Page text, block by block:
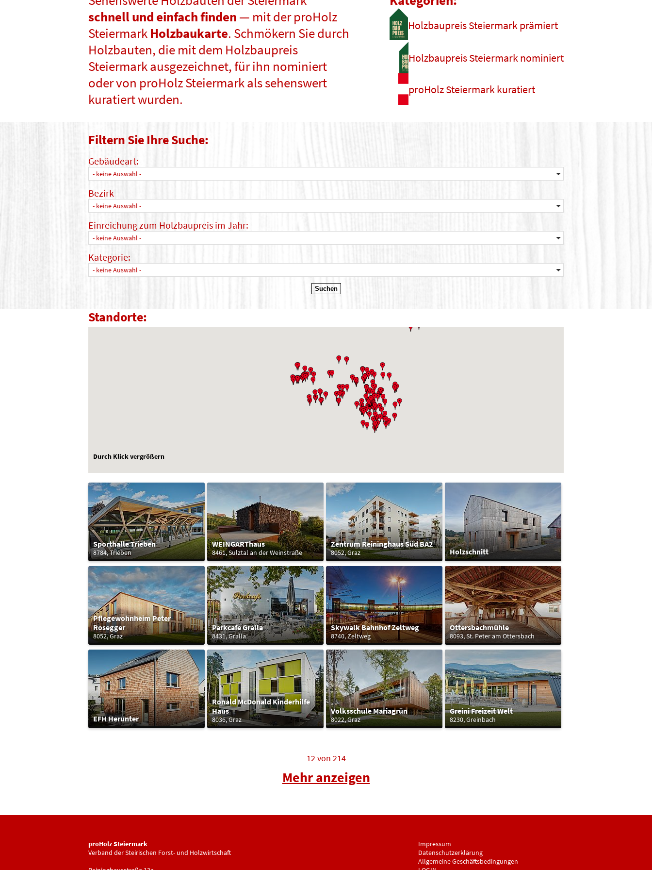
schnell und einfach finden — mit der proHolz
Steiermark Holzbaukarte. Schmökern Sie durch
Holzbauten, die mit dem Holzbaupreis
Steiermark ausgezeichnet, für ihn nominiert
oder von proHolz Steiermark als sehenswert
kuratiert wurden.
Holzbaupreis Steiermark prämiert
Holzbaupreis Steiermark nominiert
proHolz Steiermark kuratiert
Filtern Sie Ihre Suche:
Gebäudeart:
- keine Auswahl -
Bezirk
- keine Auswahl -
Einreichung zum Holzbaupreis im Jahr:
- keine Auswahl -
Kategorie:
- keine Auswahl -
Standorte:
Durch Klick vergrößern
Sporthalle Trieben
8784, Trieben
WEINGARThaus
8461, Sulztal an der Weinstraße
Zentrum Reininghaus Süd BA2
8052, Graz Holzschnitt
Pflegewohnheim Peter
Rosegger
8052, Graz
Parkcafe Gralla
8431, Gralla
Skywalk Bahnhof Zeltweg
8740, Zeltweg
Ottersbachmühle
8093, St. Peter am Ottersbach
EFH Herunter
Ronald McDonald Kinderhilfe
Haus
8036, Graz
Volksschule Mariagrün
8022, Graz
Greini Freizeit Welt
8230, Greinbach
12von 214
Mehr anzeigen
proHolz Steiermark
Verband der Steirischen Forst- und Holzwirtschaft
Impressum
Datenschutzerklärung
Allgemeine Geschäftsbedingungen